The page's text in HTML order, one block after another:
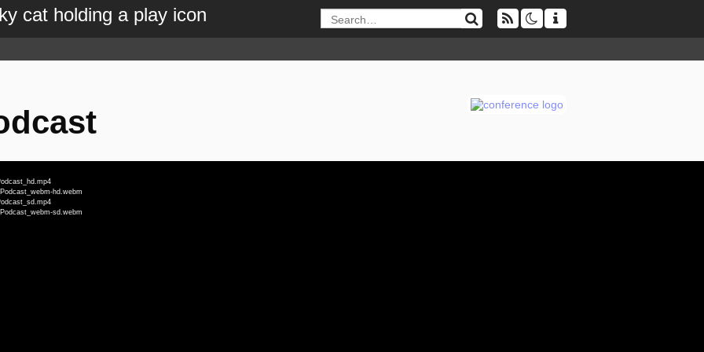
hd.webm
sd.webm